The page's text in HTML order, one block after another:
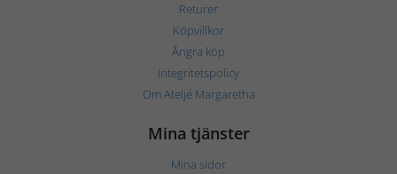
Returer
Köpvillkor
Ångra köp
Integritetspolicy
Om Ateljé Margaretha
Mina tjänster
Mina sidor